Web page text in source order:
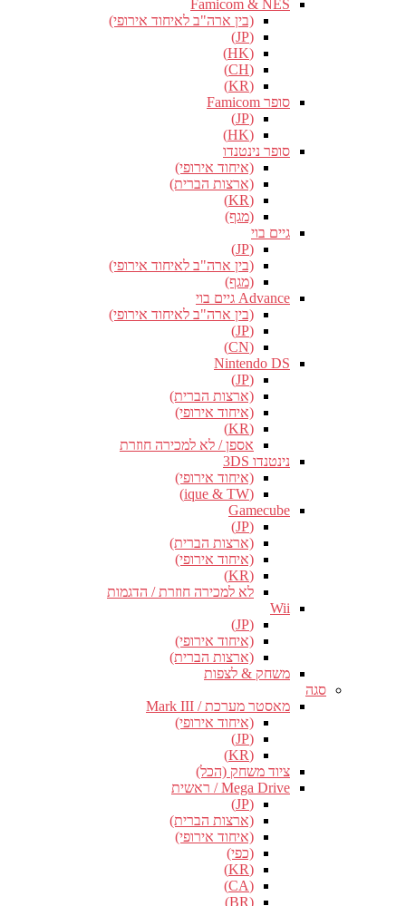
Famicom & NES
(בין ארה"ב לאיחוד אירופי)
(JP)
(HK)
(CH)
(KR)
סופר Famicom
(JP)
(HK)
סופר נינטנדו
(איחוד אירופי)
(ארצות הברית)
(KR)
(מגף)
גיים בוי
(JP)
(בין ארה"ב לאיחוד אירופי)
(מגף)
Advance גיים בוי
(בין ארה"ב לאיחוד אירופי)
(JP)
(CN)
Nintendo DS
(JP)
(ארצות הברית)
(איחוד אירופי)
(KR)
אספן / לא למכירה חוזרת
נינטנדו 3DS
(איחוד אירופי)
(ique & TW)
Gamecube
(JP)
(ארצות הברית)
(איחוד אירופי)
(KR)
לא למכירה חוזרת / הדגמות
Wii
(JP)
(איחוד אירופי)
(ארצות הברית)
משחק & לצפות
סגה
מאסטר מערכת / Mark III
(איחוד אירופי)
(JP)
(KR)
ציוד משחק (הכל)
Mega Drive / ראשית
(JP)
(ארצות הברית)
(איחוד אירופי)
(כפי)
(KR)
(CA)
(BR)